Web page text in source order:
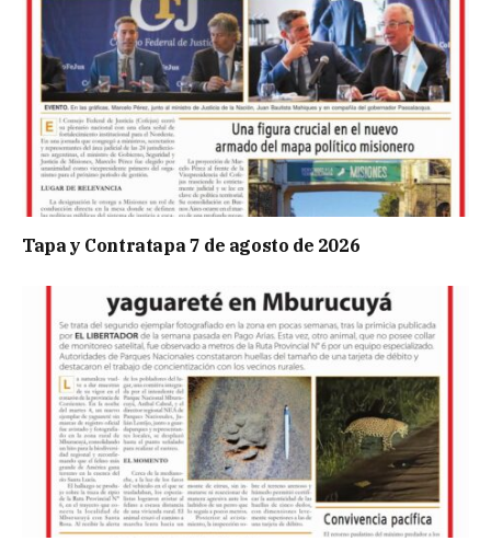
Tapa y Contratapa 7 de agosto de 2026